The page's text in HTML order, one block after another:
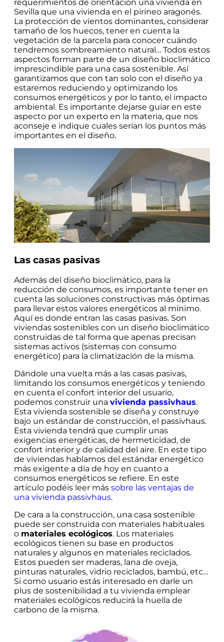
requerimientos de orientación una vivienda en
Sevilla que una vivienda en el pirineo aragonés.
La protección de vientos dominantes, considerar
tamaño de los huecos, tener en cuenta la
vegetación de la parcela para conocer cuándo
tendremos sombreamiento natural… Todos estos
aspectos forman parte de un diseño bioclimático
imprescindible para una casa sostenible. Así
garantizamos que con tan solo con el diseño ya
estaremos reduciendo y optimizando los
consumos energéticos y por lo tanto, el impacto
ambiental. Es importante dejarse guiar en este
aspecto por un experto en la materia, que nos
aconseje e indique cuales serían los puntos más
importantes en el diseño.
Las casas pasivas
Además del diseño bioclimático, para la
reducción de consumos, es importante tener en
cuenta las soluciones constructivas más óptimas
para llevar estos valores energéticos al mínimo.
Aquí es donde entran las casas pasivas. Son
viviendas sostenibles con un diseño bioclimático
construidas de tal forma que apenas precisan
sistemas activos (sistemas con consumo
energético) para la climatización de la misma.
Dándole una vuelta más a las casas pasivas,
limitando los consumos energéticos y teniendo
en cuenta el confort interior del usuario,
podemos construir una vivienda passivhaus.
Esta vivienda sostenible se diseña y construye
bajo un estándar de construcción, el passivhaus.
Esta vivienda tendrá que cumplir unas
exigencias energéticas, de hermeticidad, de
confort interior y de calidad del aire. En este tipo
de viviendas hablamos del estándar energético
más exigente a día de hoy en cuanto a
consumos energéticos se refiere. En este
artículo podéis leer más sobre las ventajas de
una vivienda passivhaus.
De cara a la construcción, una casa sostenible
puede ser construida con materiales habituales
o materiales ecológicos. Los materiales
ecológicos tienen su base en productos
naturales y algunos en materiales reciclados.
Estos pueden ser maderas, lana de oveja,
pinturas naturales, vidrio reciclados, bambú, etc…
Si como usuario estás interesado en darle un
plus de sostenibilidad a tu vivienda emplear
materiales ecológicos reducirá la huella de
carbono de la misma.